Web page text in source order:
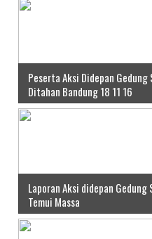
Peserta Aksi Didepan
Ditahan Bandung 18 11 16
Laporan Aksi didepan
Temui Massa